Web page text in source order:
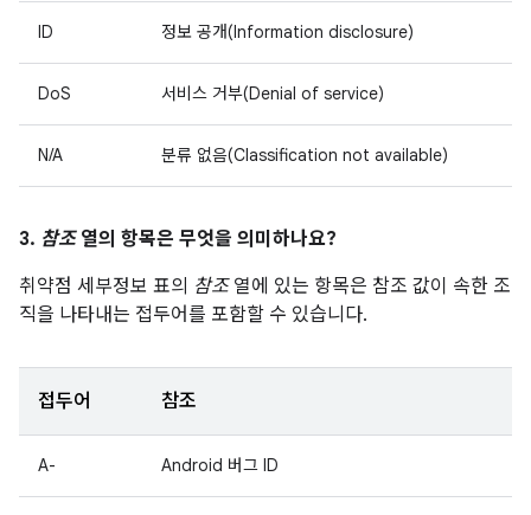
ID 정보 공개(Information disclosure)
DoS 서비스 거부(Denial of service)
N/A 분류 없음(Classification not available)
3. 참조열의 항목은 무엇을 의미하나요?
취약점 세부정보 표의 참조열에 있는 항목은 참조 값이 속한 조
직을 나타내는 접두어를 포함할 수 있습니다.
접두어 참조
A- Android 버그 ID